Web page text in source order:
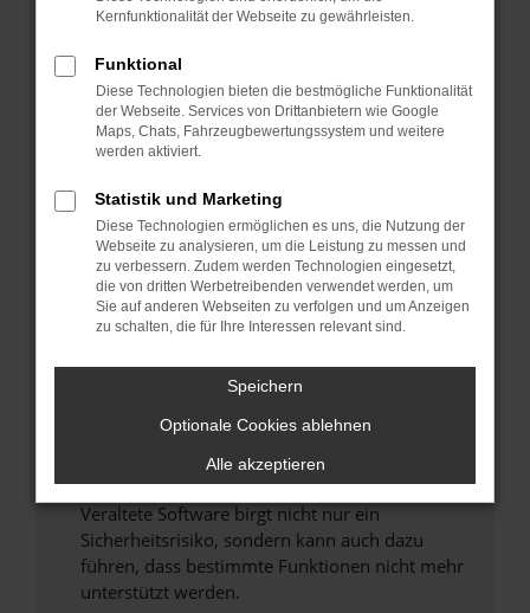
Hier sind ein paar Tipps, die dir helfen können:
Überprüfe deine Firewall und deine
Internetverbindung.
Laden andere Webseiten, zum Beispiel deine
Suchmaschine?
Manche Erweiterungen, wie Werbeblocker,
können das Laden bestimmter Seiten
verhindern. Funktioniert die Seite in einem
anderen Browser oder in einem privaten
Fenster?
Das kann manchmal helfen, vorübergehende
Probleme zu beheben.
Stelle sicher, dass dein Browser und dein
Betriebssystem auf dem neuesten Stand
sind.
Veraltete Software birgt nicht nur ein
Sicherheitsrisiko, sondern kann auch dazu
führen, dass bestimmte Funktionen nicht mehr
unterstützt werden.
Kernfunktionalität der Webseite zu gewährleisten.
Funktional
Diese Technologien bieten die bestmögliche Funktionalität
der Webseite. Services von Drittanbietern wie Google
Maps, Chats, Fahrzeugbewertungssystem und weitere
werden aktiviert.
Statistik und Marketing
Diese Technologien ermöglichen es uns, die Nutzung der
Webseite zu analysieren, um die Leistung zu messen und
zu verbessern. Zudem werden Technologien eingesetzt,
die von dritten Werbetreibenden verwendet werden, um
Sie auf anderen Webseiten zu verfolgen und um Anzeigen
zu schalten, die für Ihre Interessen relevant sind.
Speichern
Optionale Cookies ablehnen
Alle akzeptieren